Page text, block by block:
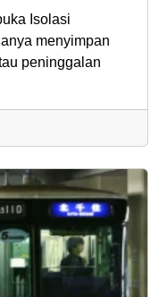
Isolasi
menyimpan
peninggalan